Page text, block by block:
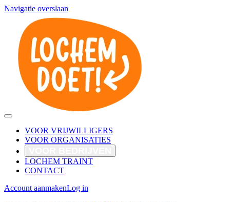
Navigatie overslaan
VOOR VRIJWILLIGERS
VOOR ORGANISATIES
LOCHEM TRAINT
CONTACT
Account aanmakenLog in